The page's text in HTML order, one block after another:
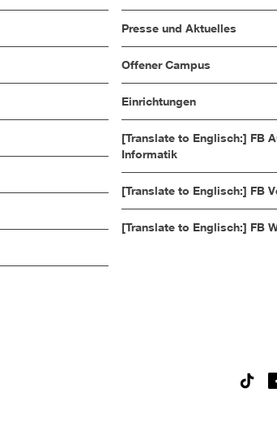
Presse und Aktuelles
Offener Campus
Einrichtungen
[Translate to Englisch:] FB
Informatik
[Translate to Englisch:] FB
[Translate to Englisch:] FB